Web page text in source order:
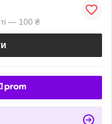
— 100 ₴